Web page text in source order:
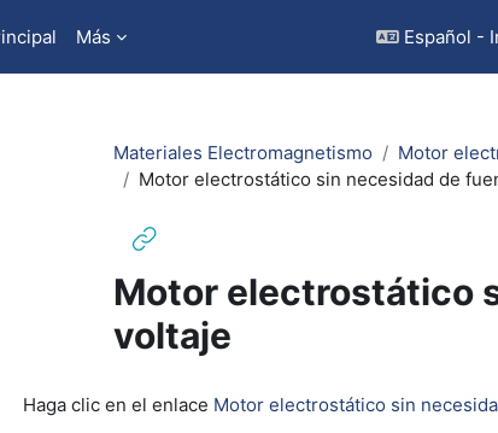
Más Español -
Materiales Electromagnetismo
Motor
Motor electrostático sin necesidad de
Motor electrostático
voltaje
Haga clic en el enlace Motor electrostático sin